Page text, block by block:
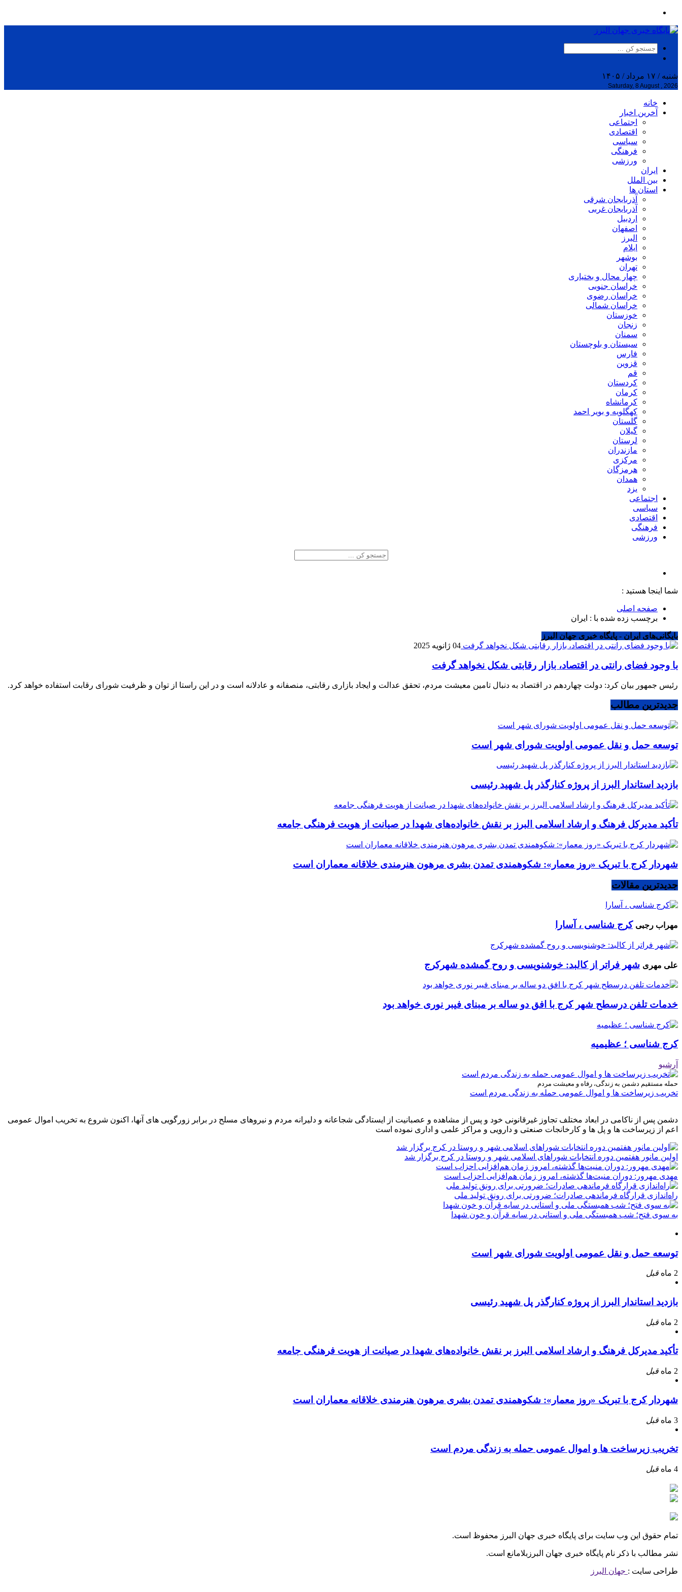
شنبه / ۱۷ مرداد / ۱۴۰۵
Saturday, 8 August , 2026
خانه
آخرین اخبار
اجتماعی
اقتصادی
سیاسی
فرهنگی
ورزشی
ایران
بین الملل
استان ها
آذربایجان شرقی
آذربایجان غربی
اردبیل
اصفهان
البرز
ایلام
بوشهر
تهران
چهار محال و بختیاری
خراسان جنوبی
خراسان رضوی
خراسان شمالی
خوزستان
زنجان
سمنان
سیستان و بلوچستان
فارس
قزوین
قم
کردستان
کرمان
کرمانشاه
کهگلویه و بویر احمد
گلستان
گیلان
لرستان
مازندران
مرکزی
هرمزگان
همدان
یزد
اجتماعی
سیاسی
اقتصادی
فرهنگی
ورزشی
شما اینجا هستید :
صفحه اصلی
برچسب زده شده با : ایران
بایگانی‌های ایران - پایگاه خبری جهان البرز
04 ژانویه 2025
با وجود فضای رانتی در اقتصاد، بازار رقابتی شکل نخواهد گرفت
رئیس جمهور بیان کرد: دولت چهاردهم در اقتصاد به دنبال تامین معیشت مردم، تحقق عدالت و ایجاد بازاری رقابتی، منصفانه و عادلانه است و در این راستا از توان و ظرفیت شورای رقابت استفاده خواهد کرد.
جدیدترین مطالب
توسعه حمل و نقل عمومی اولویت شورای شهر است
بازدید استاندار البرز از پروژه کنارگذر پل شهید رئیسی
تأکید مدیرکل فرهنگ و ارشاد اسلامی البرز بر نقش خانواده‌های شهدا در صیانت از هویت فرهنگی جامعه
شهردار کرج با تبریک «روز معمار»: شکوهمندی تمدن بشری مرهون هنرمندی خلاقانه معماران است
جدیدترین مقالات
مهراب رجبی کرج شناسی ، آسارا
علی مهری شهر فراتر از کالبد: خوشنویسی و روح گمشده شهرکرج
خدمات تلفن درسطح شهر کرج با افق دو ساله بر مبنای فیبر نوری خواهد بود
کرج شناسی ؛ عظیمیه
آرشیو
حمله مستقیم دشمن به زندگی، رفاه و معیشت مردم
تخریب زیرساخت ها و اموال عمومی حمله به زندگی مردم است
دشمن پس از ناکامی در ابعاد مختلف تجاوز غیرقانونی خود و پس از مشاهده و عصبانیت از ایستادگی شجاعانه و دلیرانه مردم و نیروهای مسلح در برابر زورگویی های آنها، اکنون شروع به تخریب اموال عمومی
اعم از زیرساخت ها و پل ها و کارخانجات صنعتی و دارویی و مراکز علمی و اداری نموده است
اولین مانور هفتمین دوره انتخابات شوراهای اسلامی شهر و روستا در کرج برگزار شد
مهدی مهرور: دوران منیت‌ها گذشته، امروز زمان هم‌افزایی احزاب است
راه‌اندازی قرارگاه فرماندهی صادرات؛ ضرورتی برای رونق تولید ملی
به سوی فتح؛ شب همبستگی ملی و استانی در سایه قرآن و خون شهدا
توسعه حمل و نقل عمومی اولویت شورای شهر است
2 ماه قبل
بازدید استاندار البرز از پروژه کنارگذر پل شهید رئیسی
2 ماه قبل
تأکید مدیرکل فرهنگ و ارشاد اسلامی البرز بر نقش خانواده‌های شهدا در صیانت از هویت فرهنگی جامعه
2 ماه قبل
شهردار کرج با تبریک «روز معمار»: شکوهمندی تمدن بشری مرهون هنرمندی خلاقانه معماران است
3 ماه قبل
تخریب زیرساخت ها و اموال عمومی حمله به زندگی مردم است
4 ماه قبل
تمام حقوق این وب سایت برای پایگاه خبری جهان البرز محفوظ است.
نشر مطالب با ذکر نام پایگاه خبری جهان البرزبلامانع است.
طراحی سایت : جهان البرز